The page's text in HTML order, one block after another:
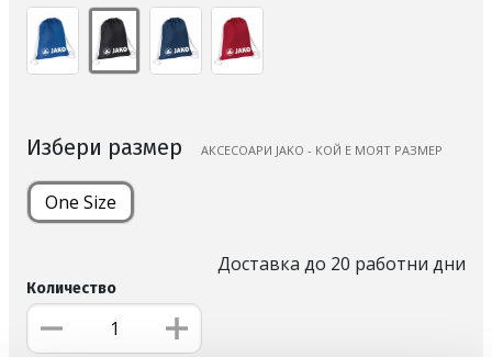
Избери размер АКСЕСОАРИ JAKO - КОЙ Е МОЯТ РАЗМЕР
One Size
Доставка до 20 работни дни
Количество